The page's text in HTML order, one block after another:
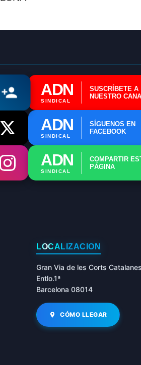
ADN
SINDICAL
SUSCRÍBETE A
NUESTRO
ADN
SINDICAL
SÍGUENOS EN
FACEBOOK
ADN
SINDICAL
COMPARTIR
PÁGINA
LOCALIZACIÓN
Gran Via de les Corts
Entlo.1ª
Barcelona 08014
CÓMO LLEGAR